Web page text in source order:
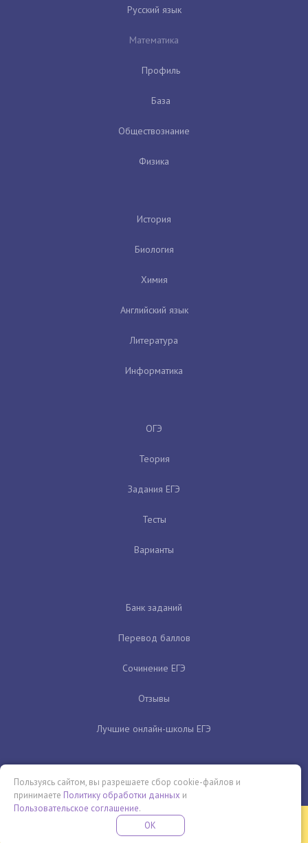
Русский язык
Математика
Профиль
База
Обществознание
Физика
История
Биология
Химия
Английский язык
Литература
Информатика
ОГЭ
Теория
Задания ЕГЭ
Тесты
Варианты
Банк заданий
Перевод баллов
Сочинение ЕГЭ
Отзывы
Лучшие онлайн-школы ЕГЭ
Бесплатная летняя школа
ПРОВЕДИ ЭТО ЛЕТО С ПОЛЬЗОЙ
Пользуясь сайтом, вы разрешаете сбор cookie-файлов и
принимаете Политику обработки данных и
Пользовательское соглашение.
OK